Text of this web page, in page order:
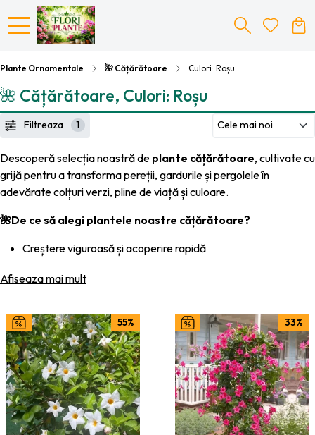
Plante Ornamentale 🌺 Cățărătoare Culori: Roșu
🌺 Cățărătoare, Culori: Roșu
Filtreaza 1
Descoperă selecția noastră de plante cățărătoare, cultivate cu
grijă pentru a transforma pereții, gardurile și pergolele în
adevărate colțuri verzi, pline de viață și culoare.
🌺De ce să alegi plantele noastre cățărătoare?
Creștere viguroasă și acoperire rapidă
Înflorire bogată și frunziș decorativ
Adaptate climatului din România
Întreținere ușoară și rezistență ridicată
Afiseaza mai mult
55% 33%